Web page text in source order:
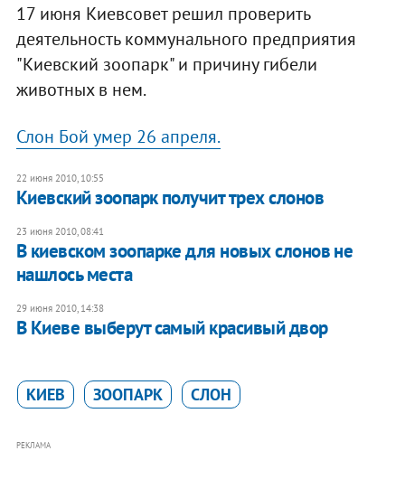
17 июня Киевсовет решил проверить
деятельность коммунального предприятия
"Киевский зоопарк" и причину гибели
животных в нем.
Слон Бой умер 26 апреля.
22 июня 2010, 10:55
Киевский зоопарк получит трех слонов
23 июня 2010, 08:41
В киевском зоопарке для новых слонов не
нашлось места
29 июня 2010, 14:38
В Киеве выберут самый красивый двор
КИЕВ ЗООПАРК СЛОН
РЕКЛАМА